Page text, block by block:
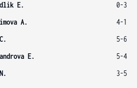
E.
0-3
A.
4-1
5-6
E.
5-4
3-5